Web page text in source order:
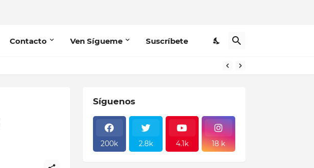
Contacto Ven Sígueme Suscríbete
Síguenos
200k 2.8k 4.1k 18 k